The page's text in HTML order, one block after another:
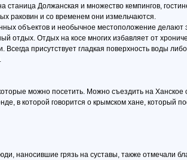
Должанская и множество кемпингов,
раковин и со временем они измельчаются.
объектов и необычное местоположение делают
Отдых на косе многих избавляет от
присутствует гладкая поверхность воды
можно посетить. Можно съездить на
в которой говорится о крымском хане, который
наносившие грязь на суставы, также отмечали